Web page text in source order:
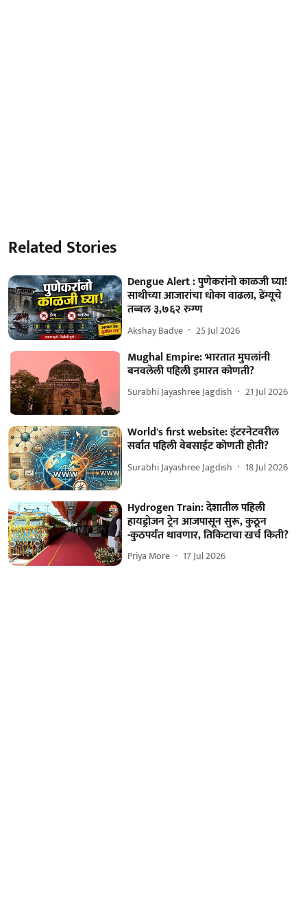
Related Stories
Dengue Alert : पुणेकरांनो काळजी घ्या!
साथीच्या आजारांचा धोका वाढला, डेंग्यूचे
तब्बल ३,७६२ रुग्ण
Akshay Badve 25 Jul 2026
Mughal Empire: भारतात मुघलांनी
बनवलेली पहिली इमारत कोणती?
Surabhi Jayashree Jagdish 21 Jul 2026
World's first website: इंटरनेटवरील
सर्वात पहिली वेबसाईट कोणती होती?
Surabhi Jayashree Jagdish 18 Jul 2026
Hydrogen Train: देशातील पहिली
हायड्रोजन ट्रेन आजपासून सुरू, कुठून
-कुठपर्यंत धावणार, तिकिटाचा खर्च किती?
Priya More 17 Jul 2026